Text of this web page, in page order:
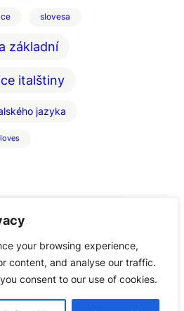
your browsing experience,
content, and analyse our traffic.
consent to our use of cookies.
slovesa
základní
italštiny
jazyka
Vigato, 2005 – 2025